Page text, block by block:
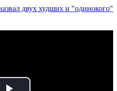
двух худших и "одинокого"